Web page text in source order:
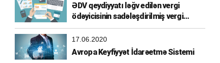
ƏDV qeydiyyatı ləğv edilən vergi
ödəyicisinin sadələşdirilmiş vergi
ödəyicisi olma hüququ
17.06.2020
Avropa Keyfiyyət İdarəetmə Sistemi